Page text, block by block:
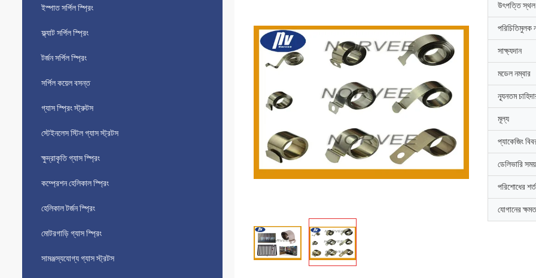
ইস্পাত সর্পিল স্প্রিং
ফ্ল্যাট সর্পিল স্প্রিং
টর্জন সর্পিল স্প্রিং
সর্পিল কয়েল বসন্ত
গ্যাস স্প্রিং স্ট্রুটস
স্টেইনলেস স্টিল গ্যাস স্ট্রটস
ক্ষুদ্রাকৃতি গ্যাস স্প্রিং
কম্প্রেশন হেলিকাল স্প্রিং
হেলিকাল টর্জন স্প্রিং
মোটরগাড়ি গ্যাস স্প্রিং
সামঞ্জস্যযোগ্য গ্যাস স্ট্রটস
উৎপত্তি স্থল
পরিচিতিমুলক
সাক্ষ্যদান
মডেল নম্বার
ন্যূনতম
মূল্য
প্যাকেজিং
ডেলিভারি সময়
পরিশোধের শর্ত
যোগানের